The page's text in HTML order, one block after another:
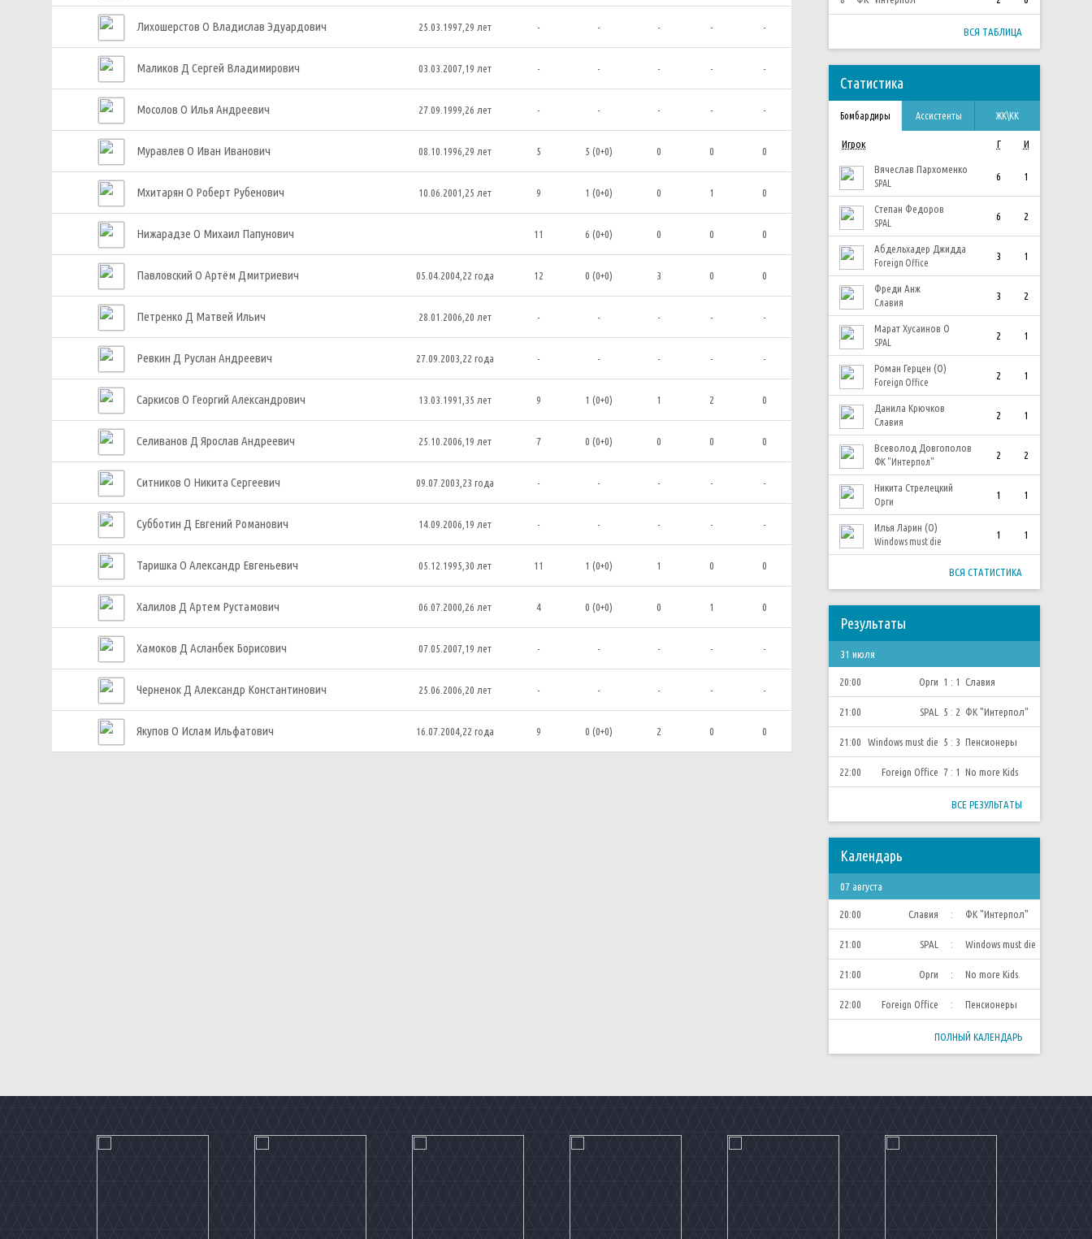
ВСЯ ТАБЛИЦА
Статистика
Бомбардиры Ассистенты ЖК\КК
Игрок Г И
Вячеслав Пархоменко
SPAL
6 1
Степан Федоров
SPAL
6 2
Абдельхадер Джидда
Foreign Office
3 1
Фреди Анж
Славия
3 2
Марат Хусаинов О
SPAL
2 1
Роман Герцен (О)
Foreign Office
2 1
Данила Крючков
Славия
2 1
Всеволод Довгополов
ФК "Интерпол"
2 2
Никита Стрелецкий
Орги
1 1
Илья Ларин (О)
Windows must die
1 1
ВСЯ СТАТИСТИКА
Результаты
31 июля
20:00 Орги 1 : 1 Славия
21:00 SPAL 5 : 2 ФК "Интерпол"
21:00 Windows must die 5 : 3 Пенсионеры
22:00 Foreign Office 7 : 1 No more Kids
ВСЕ РЕЗУЛЬТАТЫ
Календарь
07 августа
20:00 Славия : ФК "Интерпол"
21:00 SPAL : Windows must die
21:00 Орги : No more Kids
22:00 Foreign Office : Пенсионеры
ПОЛНЫЙ КАЛЕНДАРЬ
Лихошерстов О Владислав Эдуардович 25.03.1997,29 лет - - - - -
Маликов Д Сергей Владимирович 03.03.2007,19 лет - - - - -
Мосолов О Илья Андреевич 27.09.1999,26 лет - - - - -
Муравлев О Иван Иванович 08.10.1996,29 лет 5 5 (0+0) 0 0 0
Мхитарян О Роберт Рубенович 10.06.2001,25 лет 9 1 (0+0) 0 1 0
Нижарадзе О Михаил Папунович 11 6 (0+0) 0 0 0
Павловский О Артём Дмитриевич 05.04.2004,22 года 12 0 (0+0) 3 0 0
Петренко Д Матвей Ильич 28.01.2006,20 лет - - - - -
Ревкин Д Руслан Андреевич 27.09.2003,22 года - - - - -
Саркисов О Георгий Александрович 13.03.1991,35 лет 9 1 (0+0) 1 2 0
Селиванов Д Ярослав Андреевич 25.10.2006,19 лет 7 0 (0+0) 0 0 0
Ситников О Никита Сергеевич 09.07.2003,23 года - - - - -
Субботин Д Евгений Романович 14.09.2006,19 лет - - - - -
Таришка О Александр Евгеньевич 05.12.1995,30 лет 11 1 (0+0) 1 0 0
Халилов Д Артем Рустамович 06.07.2000,26 лет 4 0 (0+0) 0 1 0
Хамоков Д Асланбек Борисович 07.05.2007,19 лет - - - - -
Черненок Д Александр Константинович 25.06.2006,20 лет - - - - -
Якупов О Ислам Ильфатович 16.07.2004,22 года 9 0 (0+0) 2 0 0